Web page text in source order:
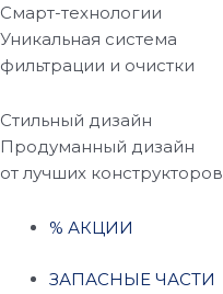
Смарт-технологии
Уникальная система
фильтрации и очистки
Стильный дизайн
Продуманный дизайн
от лучших конструкторов
% АКЦИИ
ЗАПАСНЫЕ ЧАСТИ